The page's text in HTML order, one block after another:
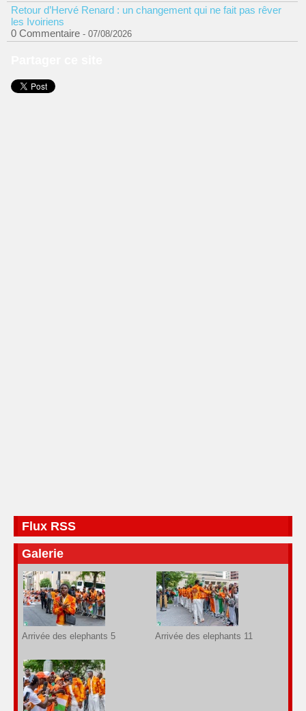
Retour d’Hervé Renard : un changement qui ne fait pas rêver
les Ivoiriens
0 Commentaire - 07/08/2026
Flux RSS
Galerie
Arrivée des elephants 5 Arrivée des elephants 11